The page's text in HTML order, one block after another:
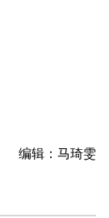
编辑：马琦雯